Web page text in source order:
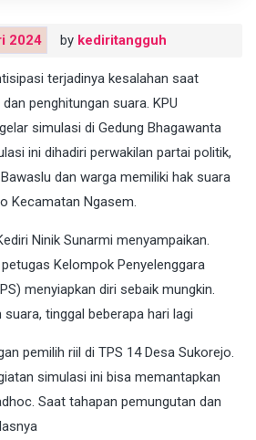
2024 by kediritangguh
terjadinya kesalahan saat
penghitungan suara. KPU
simulasi di Gedung Bhagawanta
ini dihadiri perwakilan partai politik,
dan warga memiliki hak suara
Kecamatan Ngasem.
Ninik Sunarmi menyampaikan.
Kelompok Penyelenggara
menyiapkan diri sebaik mungkin.
tinggal beberapa hari lagi
pemilih riil di TPS 14 Desa Sukorejo.
simulasi ini bisa memantapkan
Saat tahapan pemungutan dan